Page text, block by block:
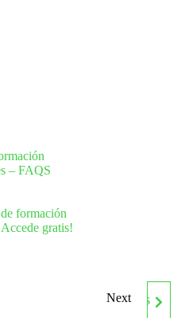
– FAQS
formación
gratis!
COMM036PO PRINCIPIOS
Next